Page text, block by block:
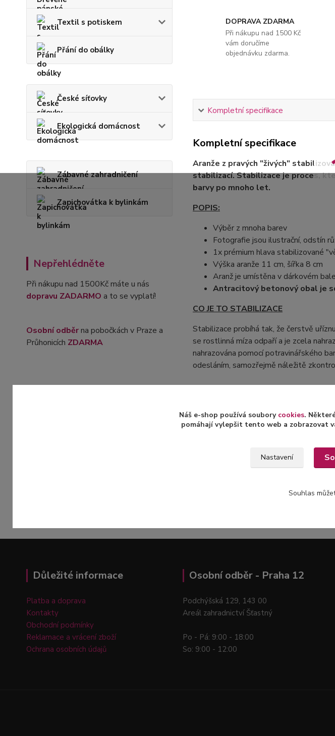
Textil s potiskem
Přání do obálky
České síťovky
Ekologická domácnost
Zábavné zahradničení
Zapichovátka k bylinkám
Nepřehlédněte
Při nákupu nad 1500Kč máte u nás
dopravu ZADARMO a to se vyplatí!
Osobní odběrna pobočkách v Praze a
Průhonicích ZDARMA
DOPRAVA ZDARMA
Při nákupu nad 1500 Kč
vám doručíme
objednávku zdarma.
Kompletní specifikace
Kompletní specifikace
Aranže z pravých "živých"
stabilizací. Stabilizace je proces,
barvy po mnoho let.
POPIS:
Výběr z mnoha barev
Fotografie jsou ilustrační, odstín
1x prémium hlava stabilizované
Výška aranže 11 cm, šířka 8 cm
Aranž je umístěna v dárkovém
Antracitový betonový obal je
CO JE TO STABILIZACE
Stabilizace probíhá tak, že čerstvě
se rostlinná míza odpaří a je zcela
nahrazována pomocí potravinářského
odesláním, samozřejmě náležitě
Důležité informace
Platba a doprava
Kontakty
Obchodní podmínky
Reklamace a vrácení zboží
Ochrana osobních údajů
Osobní odběr - Praha 12
Podchýšská 129, 143 00
Areál zahradnictví Šťastný
Po - Pá: 9:00 - 18:00
So: 9:00 - 12:00
Náš e-shop používá soubory cookies.
pomáhají vylepšit tento web a zobrazovat
Nastavení
Souhlas